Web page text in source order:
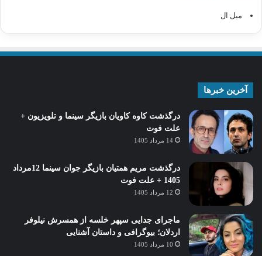
مبل ال
آخرین خبرها
درگذشت کاوه کاویان بازیگر سینما و تلویزیون +
علت فوت
14 مرداد 1405
درگذشت مریم همتیان بازیگر جوان سینما 12مرداد
1405 + علت فوت
12 مرداد 1405
ماجرای جدایی سپهر خلسه از همسرش نیلوفر
اردلان؛ بیوگرافی و داستان آشنایی
10 مرداد 1405